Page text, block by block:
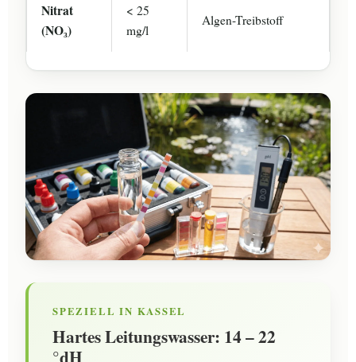
Nitrat
(NO₃)
< 25
mg/l
Algen-Treibstoff
SPEZIELL IN KASSEL
Hartes Leitungswasser: 14 – 22
°dH